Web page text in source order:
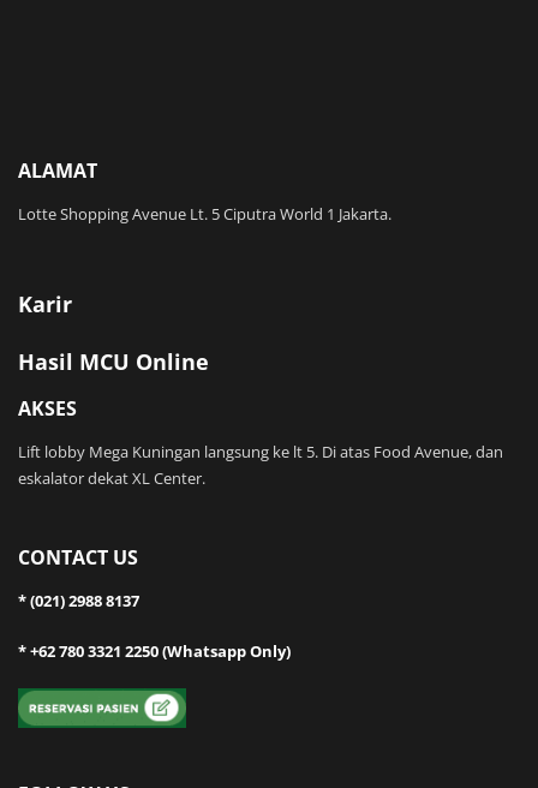
ALAMAT
Lotte Shopping Avenue Lt. 5 Ciputra World 1 Jakarta.
Karir
Hasil MCU Online
AKSES
Lift lobby Mega Kuningan langsung ke lt 5. Di atas Food Avenue, dan
eskalator dekat XL Center.
CONTACT US
* (021) 2988 8137
* +62 780 3321 2250 (Whatsapp Only)